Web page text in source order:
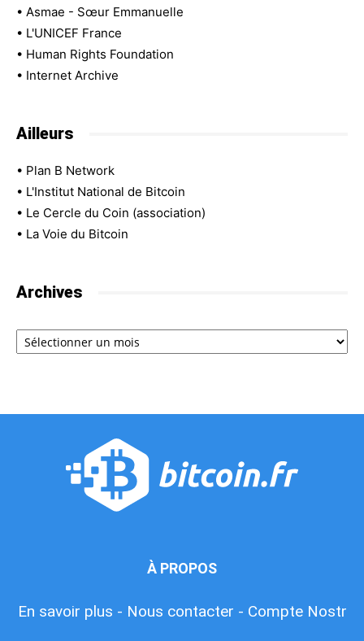
• Asmae - Sœur Emmanuelle
• L'UNICEF France
• Human Rights Foundation
• Internet Archive
Ailleurs
• Plan B Network
• L'Institut National de Bitcoin
• Le Cercle du Coin (association)
• La Voie du Bitcoin
Archives
Archives
À PROPOS
En savoir plus - Nous contacter - Compte Nostr